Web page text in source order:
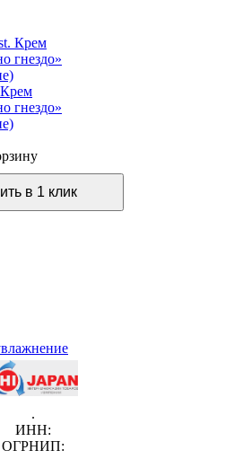
гнездо»
.
ИНН:
ОГРНИП: